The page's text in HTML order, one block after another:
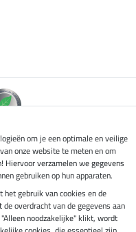
om je een optimale en veilige
onze website te meten en om
Hiervoor verzamelen we gegevens
gebruiken op hun apparaten.
gebruik van cookies en de
overdracht van de gegevens aan
noodzakelijke" klikt, wordt